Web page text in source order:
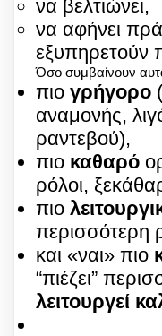
να βελτιώνει,
να αφήνει
εξυπηρετούν
Όσο συμβαίνουν
πιο γρήγορο
αναμονής,
ραντεβού),
πιο καθαρό
ρόλοι,
πιο
περισσότερη
και «ναι» πιο
“πιέζει”
λειτουργεί